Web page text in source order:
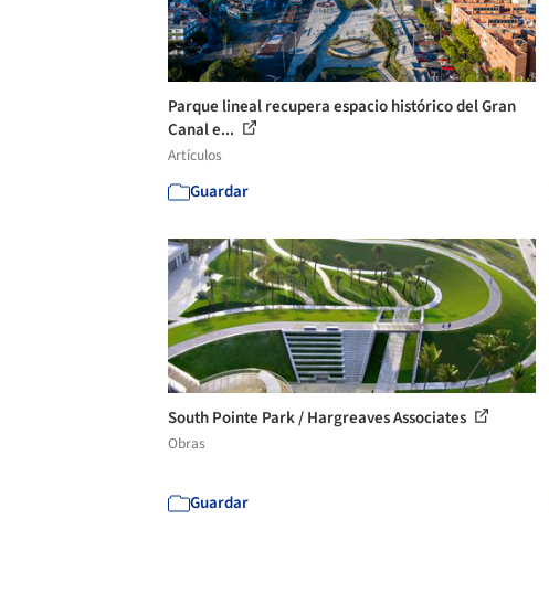
Parque lineal recupera espacio histórico del Gran
Canal e...
Artículos
Guardar
South Pointe Park / Hargreaves Associates
Obras
Guardar